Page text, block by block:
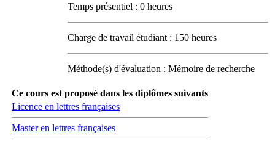
Temps présentiel : 0 heures
Charge de travail étudiant : 150 heures
Méthode(s) d'évaluation : Mémoire de recherche
Ce cours est proposé dans les diplômes suivants
Licence en lettres françaises
Master en lettres françaises